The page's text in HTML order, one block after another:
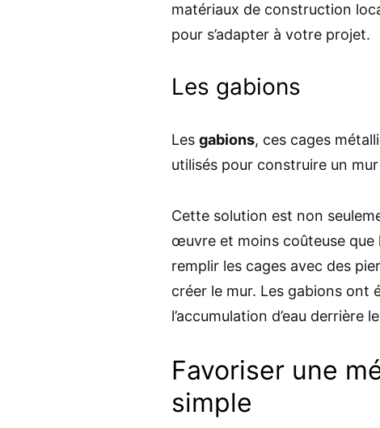
matériaux de construction
pour s’adapter à votre projet.
Les gabions
Les gabions, ces cages
utilisés pour construire un
Cette solution est non
œuvre et moins coûteuse que
remplir les cages avec des
créer le mur. Les gabions ont
l’accumulation d’eau derrière
Favoriser une
simple